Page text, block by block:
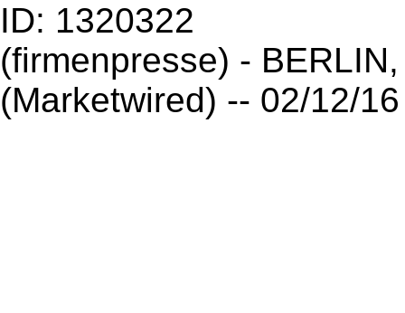
ID: 1320322
(firmenpresse) -
(Marketwired) -- 02/12/